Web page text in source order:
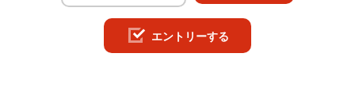
エントリーする